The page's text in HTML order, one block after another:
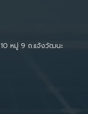
หมู่ 9 ถ.แจ้งวัฒนะ